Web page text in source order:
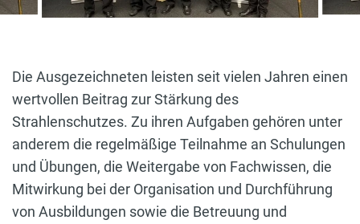
Die Ausgezeichneten leisten seit vielen Jahren einen
wertvollen Beitrag zur Stärkung des
Strahlenschutzes. Zu ihren Aufgaben gehören unter
anderem die regelmäßige Teilnahme an Schulungen
und Übungen, die Weitergabe von Fachwissen, die
Mitwirkung bei der Organisation und Durchführung
von Ausbildungen sowie die Betreuung und